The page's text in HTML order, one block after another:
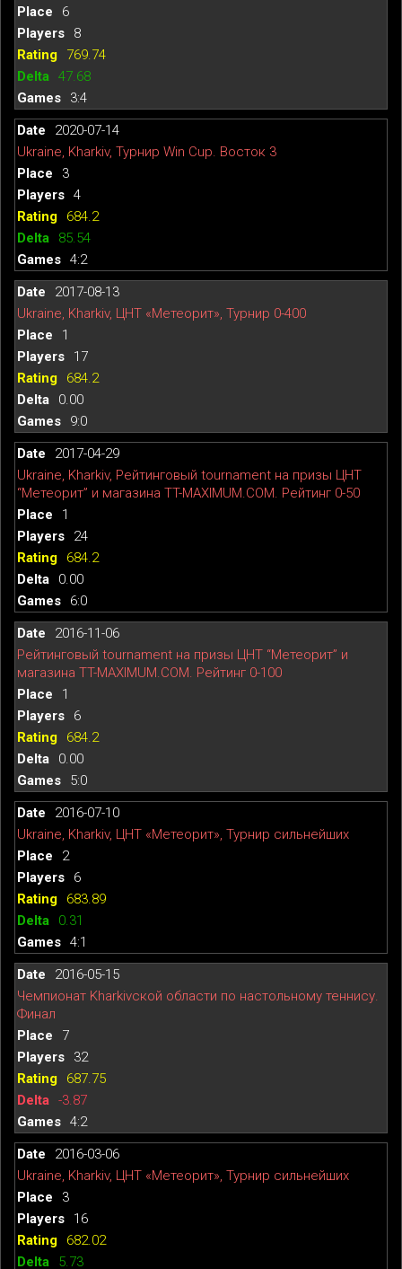
6
8
769.74
47.68
3:4
2020-07-14
Ukraine, Kharkiv, Турнир Win Cup. Восток 3
3
4
684.2
85.54
4:2
2017-08-13
Ukraine, Kharkiv, ЦНТ «Метеорит», Турнир 0-400
1
17
684.2
0.00
9:0
2017-04-29
Ukraine, Kharkiv, Рейтинговый tournament на призы ЦНТ
“Метеорит” и магазина TT-MAXIMUM.COM. Рейтинг 0-50
1
24
684.2
0.00
6:0
2016-11-06
Рейтинговый tournament на призы ЦНТ “Метеорит” и
магазина TT-MAXIMUM.COM. Рейтинг 0-100
1
6
684.2
0.00
5:0
2016-07-10
Ukraine, Kharkiv, ЦНТ «Метеорит», Турнир сильнейших
2
6
683.89
0.31
4:1
2016-05-15
Чемпионат Kharkivской области по настольному теннису.
Финал
7
32
687.75
-3.87
4:2
2016-03-06
Ukraine, Kharkiv, ЦНТ «Метеорит», Турнир сильнейших
3
16
682.02
5.73